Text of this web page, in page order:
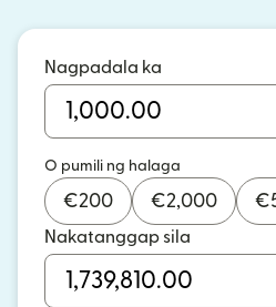
Nagpadala ka
O pumili ng halaga
€200 €2,000 €
Nakatanggap sila